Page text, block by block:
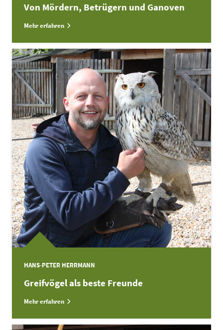
Von Mördern, Betrügern und Ganoven
Mehr erfahren
HANS-PETER HERRMANN
Greifvögel als beste Freunde
Mehr erfahren